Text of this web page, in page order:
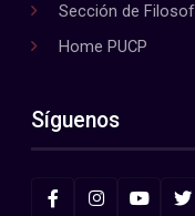
Sección de
Home PUCP
Síguenos